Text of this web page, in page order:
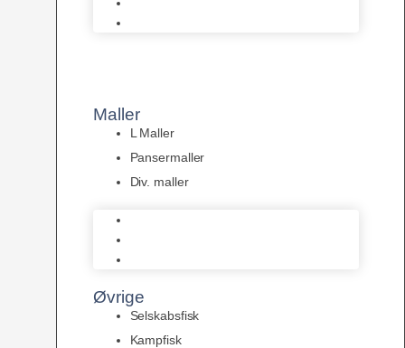
Maller
L Maller
Pansermaller
Div. maller
Øvrige
Selskabsfisk
Kampfisk